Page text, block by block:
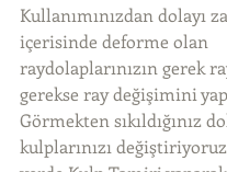
Kullanımınızdan dolayı
içerisinde deforme olan
raydolaplarınızın gerek
gerekse ray değişimini
Görmekten sıkıldığınız
kulplarınızı